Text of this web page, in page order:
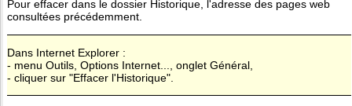
Pour effacer dans le dossier Historique, l'adresse des pages web
consultées précédemment.
Dans Internet Explorer :
- menu Outils, Options Internet..., onglet Général,
- cliquer sur "Effacer l'Historique".